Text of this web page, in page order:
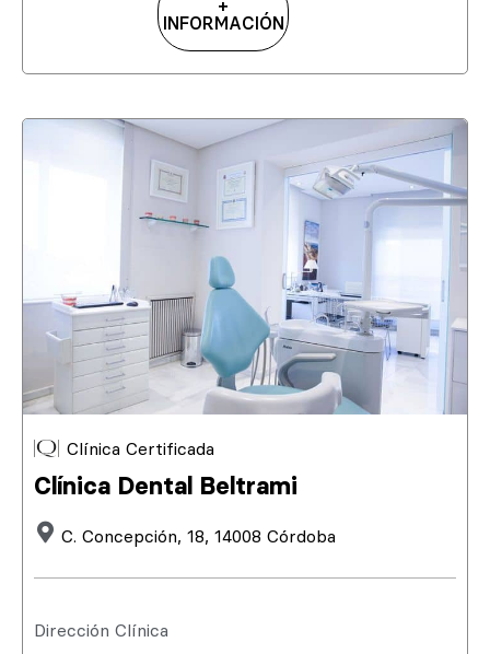
+
INFORMACIÓN
Clínica Certificada
Clínica Dental Beltrami
C. Concepción, 18, 14008 Córdoba
Dirección Clínica